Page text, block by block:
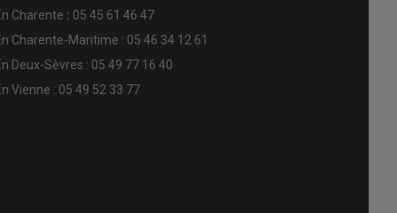
Charente : 05 45 61 46 47
Charente-Maritime : 05 46 34 12 61
Deux-Sèvres : 05 49 77 16 40
Vienne : 05 49 52 33 77